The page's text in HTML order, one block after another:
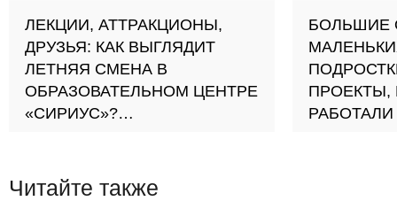
ЛЕКЦИИ, АТТРАКЦИОНЫ,
ДРУЗЬЯ: КАК ВЫГЛЯДИТ
ЛЕТНЯЯ СМЕНА В
ОБРАЗОВАТЕЛЬНОМ ЦЕНТРЕ
«СИРИУС»?
Елизавета Жукова,
БОЛЬШИЕ
Читайте также